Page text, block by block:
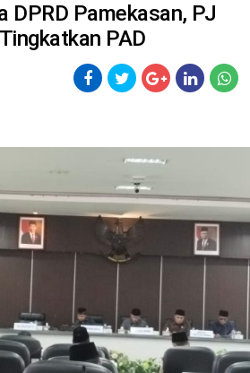
DPRD Pamekasan, PJ
PAD